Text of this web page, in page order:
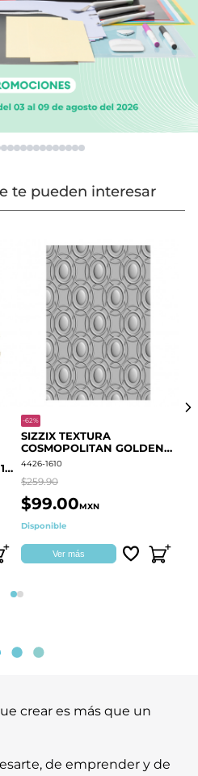
te pueden interesar
-62%
SIZZIX TEXTURA
COSMOPOLITAN GOLDEN
RINGS S.PARK 666700
4426-1610
$259.90
$99.00MXN
Disponible
Ver más
Página 1
Página 2
crear es más que un
de emprender y de